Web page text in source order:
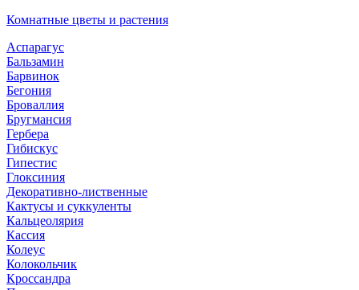
Комнатные цветы и растения
Аспарагус
Бальзамин
Барвинок
Бегония
Броваллия
Бругмансия
Гербера
Гибискус
Гипестис
Глоксиния
Декоративно-лиственные
Кактусы и суккуленты
Кальцеолярия
Кассия
Колеус
Колокольчик
Кроссандра